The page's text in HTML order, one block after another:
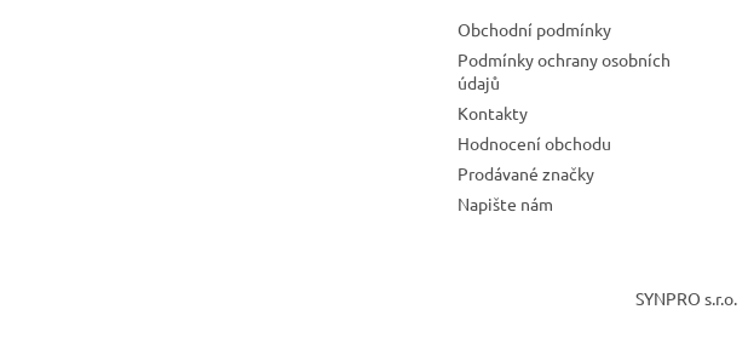
Obchodní podmínky
Podmínky ochrany osobních
údajů
Kontakty
Hodnocení obchodu
Prodávané značky
Napište nám
SYNPRO s.r.o.